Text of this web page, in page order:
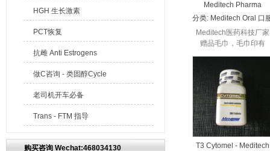
HGH 生长激素
PCT恢复
抗雌 Anti Estrogens
做C咨询 - 类固醇Cycle
老司机开车必备
Trans - FTM 指导
购买咨询 Wechat:468034130
Meditech Pharma
分类: Meditech Oral 口
Meditech医药科技厂家
赠品毛巾，毛巾印有
Meditech官方LOGO。
T3 Cytomel - Meditech